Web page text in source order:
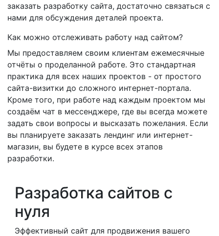
заказать разработку сайта, достаточно связаться с
нами для обсуждения деталей проекта.
Как можно отслеживать работу над сайтом?
Мы предоставляем своим клиентам ежемесячные
отчёты о проделанной работе. Это стандартная
практика для всех наших проектов - от простого
сайта-визитки до сложного интернет-портала.
Кроме того, при работе над каждым проектом мы
создаём чат в мессенджере, где вы всегда можете
задать свои вопросы и высказать пожелания. Если
вы планируете заказать лендинг или интернет-
магазин, вы будете в курсе всех этапов
разработки.
Разработка сайтов с
нуля
Эффективный сайт для продвижения вашего